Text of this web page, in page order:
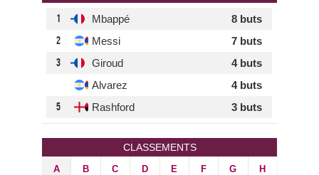
1 Mbappé 8 buts
2 Messi 7 buts
3 Giroud
4 buts
Alvarez
4 buts
5 Rashford 3 buts
CLASSEMENTS
A B C D E F G H